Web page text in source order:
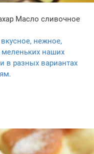
Масло сливочное
нежное,
наших
в разных вариантах